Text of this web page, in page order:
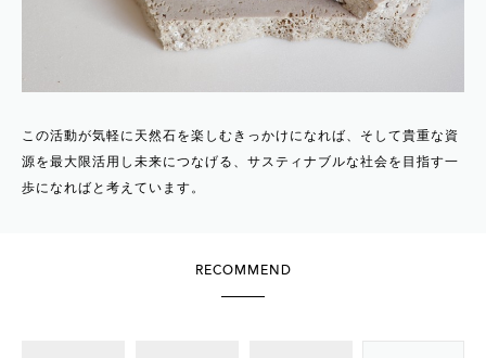
この活動が気軽に天然石を楽しむきっかけになれば、そして貴重な資
源を最大限活用し未来につなげる、サスティナブルな社会を目指す一
歩になればと考えています。
RECOMMEND